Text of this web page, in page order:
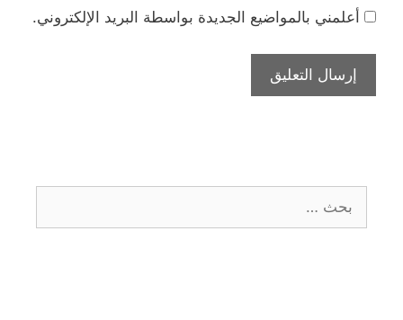
أعلمني بالمواضيع الجديدة بواسطة البريد الإلكتروني.
عن: